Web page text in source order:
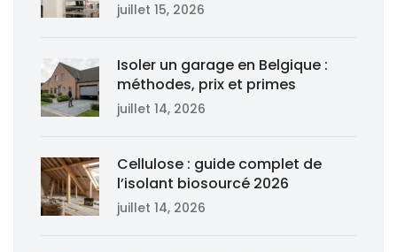
juillet 15, 2026
Isoler un garage en Belgique :
méthodes, prix et primes
juillet 14, 2026
Cellulose : guide complet de
l’isolant biosourcé 2026
juillet 14, 2026